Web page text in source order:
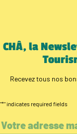
CHÂ, la
Recevez tous nos
"*" indicates required fields